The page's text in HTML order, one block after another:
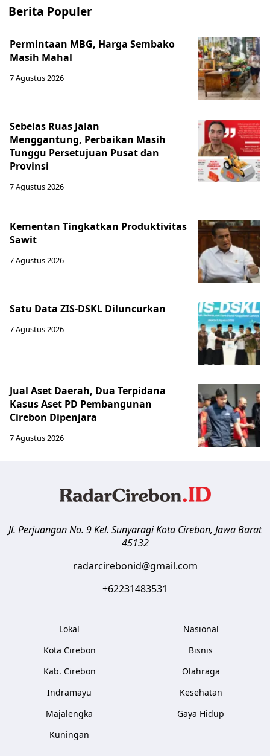
Berita Populer
Permintaan MBG, Harga Sembako
Masih Mahal
7 Agustus 2026
Sebelas Ruas Jalan
Menggantung, Perbaikan Masih
Tunggu Persetujuan Pusat dan
Provinsi
7 Agustus 2026
Kementan Tingkatkan Produktivitas
Sawit
7 Agustus 2026
Satu Data ZIS-DSKL Diluncurkan
7 Agustus 2026
Jual Aset Daerah, Dua Terpidana
Kasus Aset PD Pembangunan
Cirebon Dipenjara
7 Agustus 2026
Jl. Perjuangan No. 9 Kel. SunyaragiKota Cirebon, Jawa Barat
45132
radarcirebonid@gmail.com
+62231483531
Lokal
Kota Cirebon
Kab. Cirebon
Indramayu
Majalengka
Kuningan
Nasional
Bisnis
Olahraga
Kesehatan
Gaya Hidup